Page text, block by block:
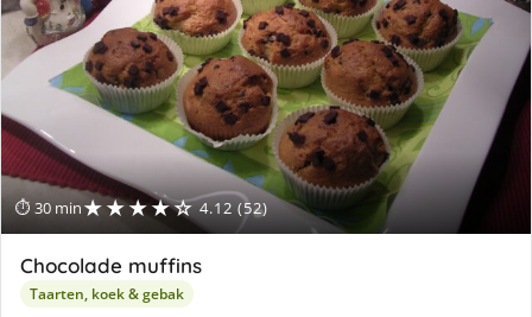
⏱ 30 min★★★★☆ 4.12 (52)
Chocolade muffins
Taarten, koek & gebak